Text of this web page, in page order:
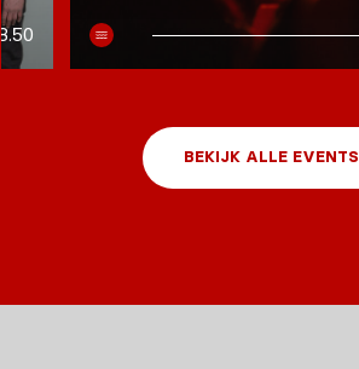
BEKIJK ALLE EVENTS